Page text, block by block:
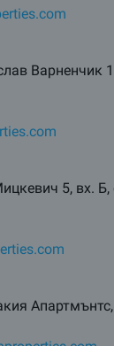
Варненчик
5, вх. Б,
Апартмънтс,